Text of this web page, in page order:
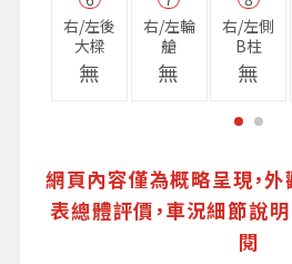
右/左後
大樑
無
右/左輪
艙
無
右/左側
B柱
無
網頁內容僅為概略呈現，
表總體評價，車況細節說
閱